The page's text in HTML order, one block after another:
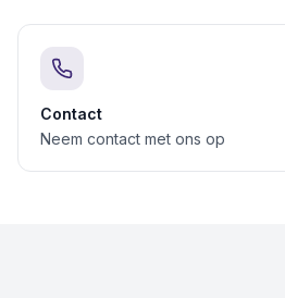
Contact
Neem contact met ons op